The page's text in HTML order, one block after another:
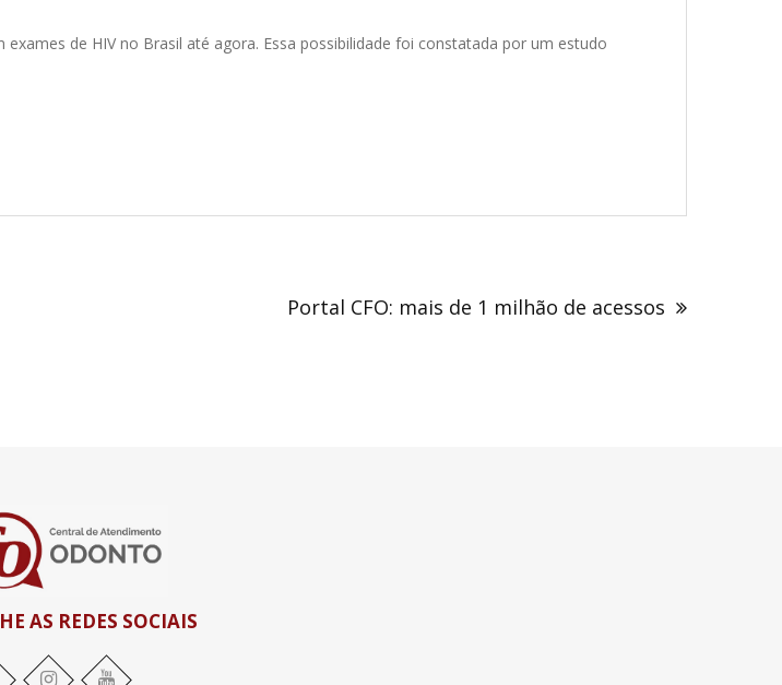
de HIV no Brasil até agora. Essa possibilidade foi constatada por um estudo
Portal CFO: mais de 1 milhão de acessos
AS REDES SOCIAIS